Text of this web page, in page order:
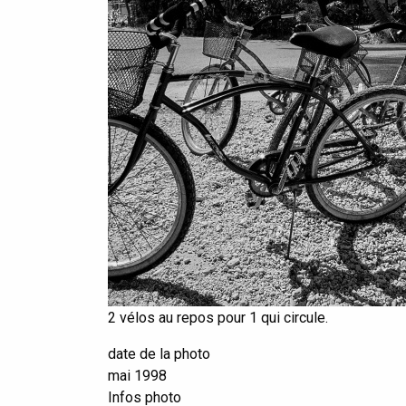
2 vélos au repos pour 1 qui circule.
date de la photo
mai 1998
Infos photo